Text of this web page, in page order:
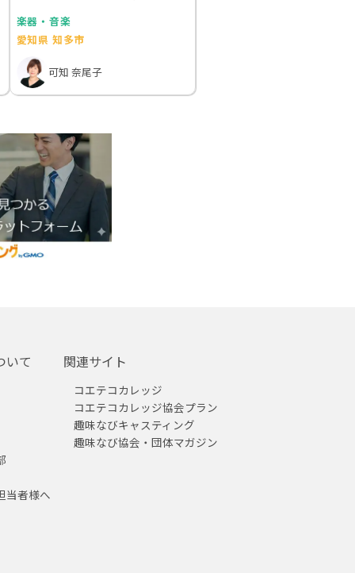
楽器・音楽
愛知県 知多市
可知 奈尾子
いて
当者様へ
関連サイト
コエテコカレッジ
コエテコカレッジ協会プラン
趣味なびキャスティング
趣味なび協会・団体マガジン